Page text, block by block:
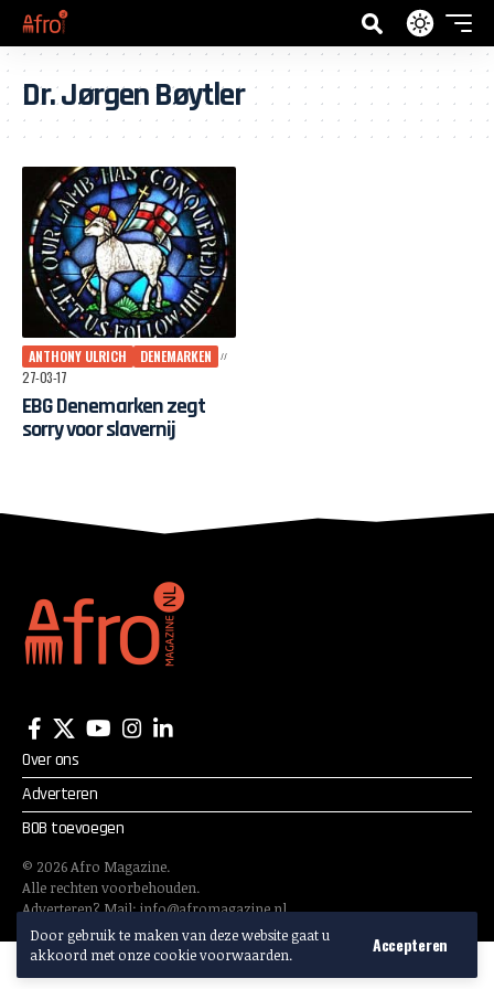
Door gebruik te maken van deze website gaat u
akkoord met onze cookie voorwaarden.
Accepteren
Dr. Jørgen Bøytler
ANTHONY ULRICH
DENEMARKEN
27-03-17
EBG Denemarken zegt
sorry voor slavernij
Over ons
Adverteren
BOB toevoegen
© 2026Afro Magazine.
Alle rechten voorbehouden.
Adverteren? Mail:info@afromagazine.nl